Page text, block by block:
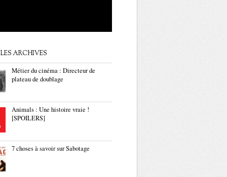
ARCHIVES
Métier du cinéma : Directeur de
plateau de doublage
Animals : Une histoire vraie !
[SPOILERS]
7 choses à savoir sur Sabotage